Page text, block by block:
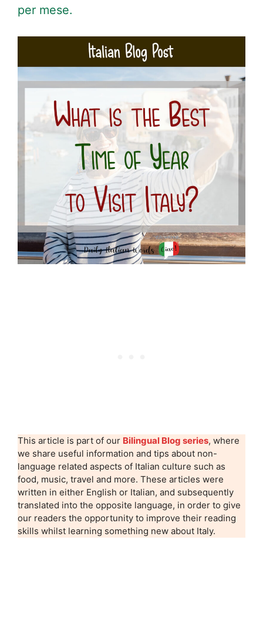
per mese.
This article is part of our Bilingual Blog series, where
we share useful information and tips about non-
language related aspects of Italian culture such as
food, music, travel and more. These articles were
written in either English or Italian, and subsequently
translated into the opposite language, in order to give
our readers the opportunity to improve their reading
skills whilst learning something new about Italy.